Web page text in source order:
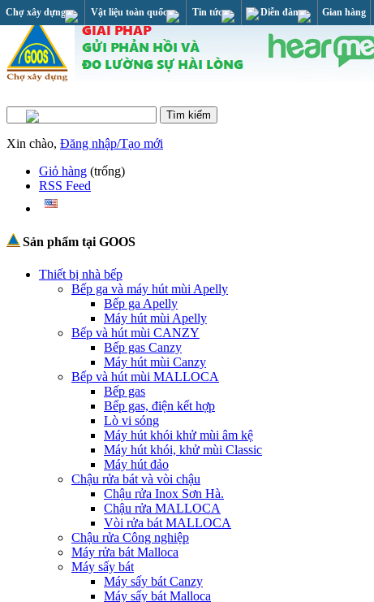
Chợ xây dựng Vật liệu toàn quốc Tin tức Diễn đàn Gian hàng
Xin chào, Đăng nhập/Tạo mới
Giỏ hàng (trống)
RSS Feed
Sản phẩm tại GOOS
Thiết bị nhà bếp
Bếp ga và máy hút mùi Apelly
Bếp ga Apelly
Máy hút mùi Apelly
Bếp và hút mùi CANZY
Bếp gas Canzy
Máy hút mùi Canzy
Bếp và hút mùi MALLOCA
Bếp gas
Bếp gas, điện kết hợp
Lò vi sóng
Máy hút khói khử mùi âm kệ
Máy hút khói, khử mùi Classic
Máy hút đảo
Chậu rửa bát và vòi chậu
Chậu rửa Inox Sơn Hà.
Chậu rửa MALLOCA
Vòi rửa bát MALLOCA
Chậu rửa Công nghiệp
Máy rửa bát Malloca
Máy sấy bát
Máy sấy bát Canzy
Máy sấy bát Malloca